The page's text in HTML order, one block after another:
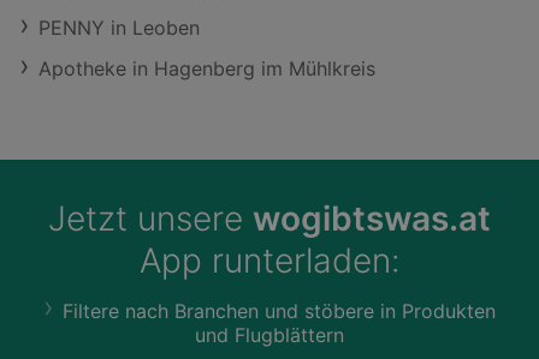
PENNY in Leoben
Apotheke in Hagenberg im Mühlkreis
Jetzt unsere wogibtswas.at
App runterladen:
Filtere nach Branchen und stöbere in Produkten
und Flugblättern